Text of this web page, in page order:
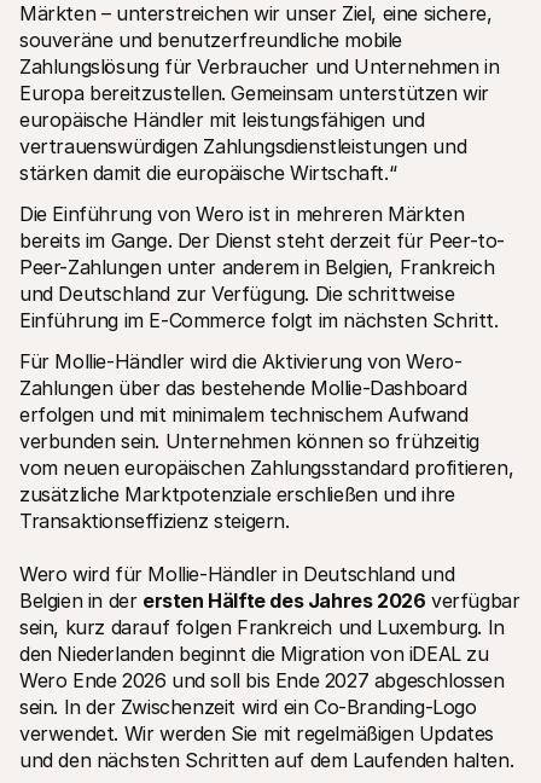
Märkten – unterstreichen wir unser Ziel, eine sichere,
souveräne und benutzerfreundliche mobile
Zahlungslösung für Verbraucher und Unternehmen in
Europa bereitzustellen. Gemeinsam unterstützen wir
europäische Händler mit leistungsfähigen und
vertrauenswürdigen Zahlungsdienstleistungen und
stärken damit die europäische Wirtschaft.“
Die Einführung von Wero ist in mehreren Märkten
bereits im Gange. Der Dienst steht derzeit für Peer-to-
Peer-Zahlungen unter anderem in Belgien, Frankreich
und Deutschland zur Verfügung. Die schrittweise
Einführung im E-Commerce folgt im nächsten Schritt.
Für Mollie-Händler wird die Aktivierung von Wero-
Zahlungen über das bestehende Mollie-Dashboard
erfolgen und mit minimalem technischem Aufwand
verbunden sein. Unternehmen können so frühzeitig
vom neuen europäischen Zahlungsstandard profitieren,
zusätzliche Marktpotenziale erschließen und ihre
Transaktionseffizienz steigern.
Wero wird für Mollie-Händler in Deutschland und
Belgien in der ersten Hälfte des Jahres 2026 verfügbar
sein, kurz darauf folgen Frankreich und Luxemburg. In
den Niederlanden beginnt die Migration von iDEAL zu
Wero Ende 2026 und soll bis Ende 2027 abgeschlossen
sein. In der Zwischenzeit wird ein Co-Branding-Logo
verwendet. Wir werden Sie mit regelmäßigen Updates
und den nächsten Schritten auf dem Laufenden halten.